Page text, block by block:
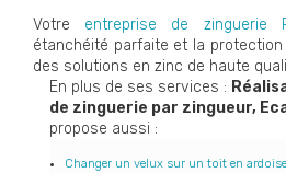
Votre entreprise de zinguerie
étanchéité parfaite et la
des solutions en zinc de haute
En plus de ses services :
de zinguerie par zingueur,
propose aussi :
Changer un velux sur un toit en